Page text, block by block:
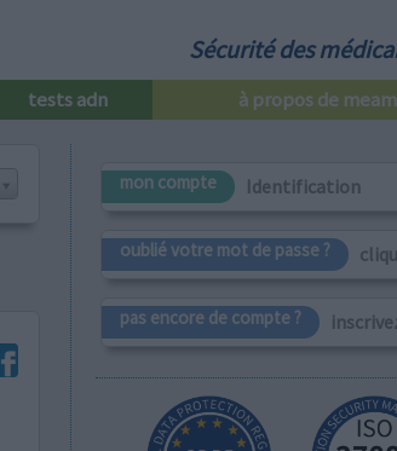
Sécurité des
tests adn à propos de
mon compte Identification
oublié votre mot de passe ?
pas encore de compte ?